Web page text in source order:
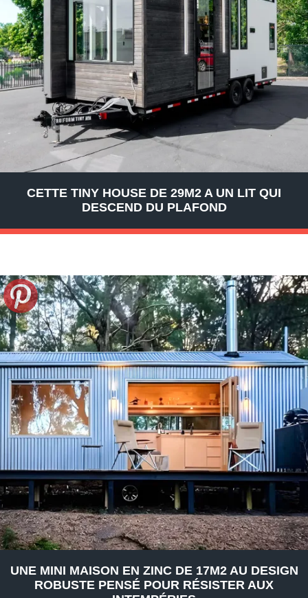
CETTE TINY HOUSE DE 29M2 A UN LIT QUI
DESCEND DU PLAFOND
UNE MINI MAISON EN ZINC DE 17M2 AU DESIGN
ROBUSTE PENSÉ POUR RÉSISTER AUX